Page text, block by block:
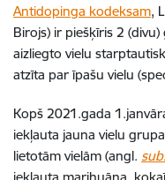
Antidopinga kodeksam,
Birojs) ir piešķīris 2
aizliegto vielu
atzīta par īpašu vielu
Kopš 2021.gada
iekļauta jauna vielu
lietotām vielām (angl.
iekļauta marihuāna,